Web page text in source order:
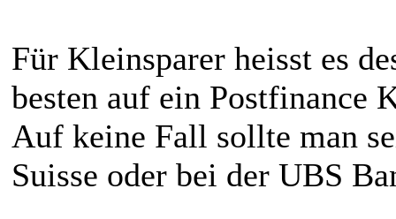
Für Kleinsparer heisst es
besten auf ein Postfinance
Auf keine Fall sollte man
Suisse oder bei der UBS